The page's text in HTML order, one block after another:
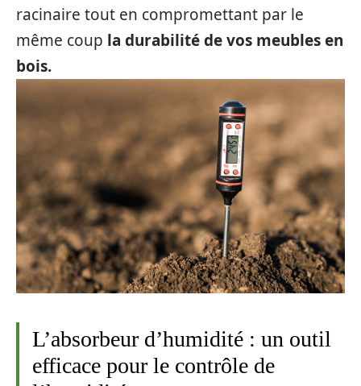
racinaire tout en compromettant par le
même coup la durabilité de vos meubles en
bois.
L’absorbeur d’humidité : un outil
efficace pour le contrôle de